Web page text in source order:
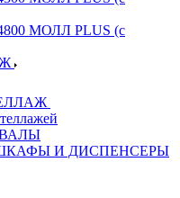
МОЛЛ PLUS (с
И ДИСПЕНСЕРЫ